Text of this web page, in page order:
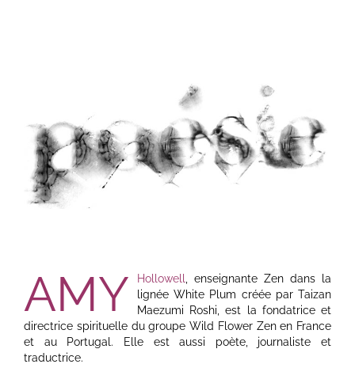
AMY Hollowell
, enseignante Zen dans la
lignée White Plum créée par Taizan
Maezumi Roshi, est la fondatrice et
directrice spirituelle du groupe Wild Flower Zen en France
et au Portugal. Elle est aussi poète, journaliste et
traductrice.